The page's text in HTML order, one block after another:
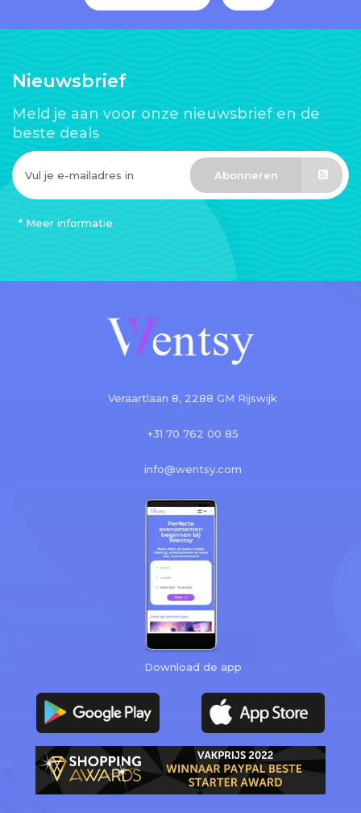
Nieuwsbrief
Meld je aan voor onze nieuwsbrief en de
beste deals
Abonneren
* Meer informatie
Veraartlaan 8, 2288 GM Rijswijk
+31 70 762 00 85
info@wentsy.com
Download de app